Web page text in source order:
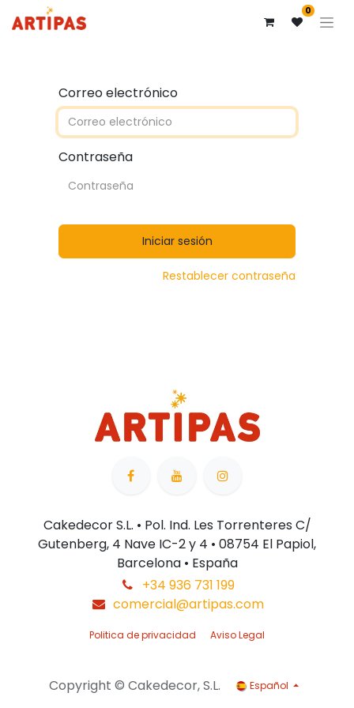
0
Correo electrónico
Contraseña
Iniciar sesión
Restablecer contraseña
Cakedecor S.L. • Pol. Ind. Les Torrenteres C/
Gutenberg, 4 Nave IC-2 y 4 • 08754 El Papiol,
Barcelona • España
+34 936 731 199
comercial@artipas.com
Politica de privacidad Aviso Legal
Copyright © Cakedecor, S.L. Español